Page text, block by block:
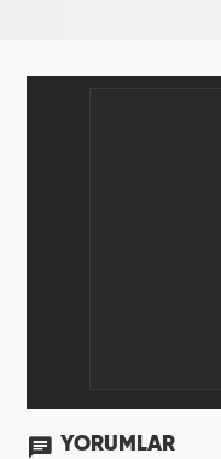
YORUMLAR